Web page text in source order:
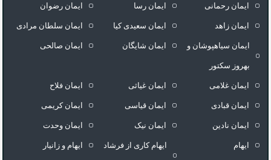
ایمان رحمانی ایمان رسا ایمان رضوان
ایمان زاهد ایمان سعیدی کیا ایمان سلطان مرادی
ایمان سیاهپوشان و
بهروز سکتور
ایمان شایگان ایمان صالحی
ایمان غلامی ایمان غیاثی ایمان فلاح
ایمان قبادی ایمان قیاسی ایمان کریمی
ایمان نادین ایمان نیک ایمان وحدت
ایهام ایهام کاری از فرشاد ایهام و زانیار